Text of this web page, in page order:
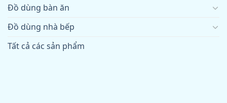
Đồ dùng bàn ăn
Đồ dùng nhà bếp
Tất cả các sản phẩm